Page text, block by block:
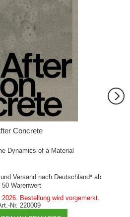
Concrete
Dynamics of a Material
Versandnach Deutschland* ab
50 Warenwert
Bestellung wird vorgemerkt.
Nr. 220009